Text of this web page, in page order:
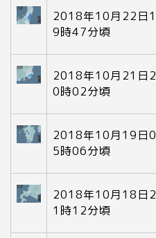
2018年10月22日1
9時47分頃
2018年10月21日2
0時02分頃
2018年10月19日0
5時06分頃
2018年10月18日2
1時12分頃